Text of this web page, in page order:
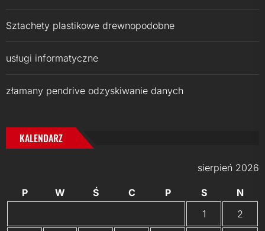
Sztachety plastikowe drewnopodobne
usługi informatyczne
złamany pendrive odzyskiwanie danych
KALENDARZ
sierpień 2026
P W Ś C P S
N
1
2